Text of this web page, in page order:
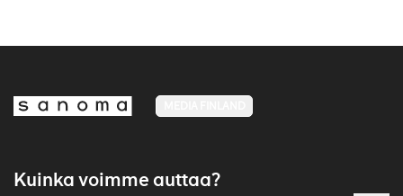
Kuinka voimme auttaa?